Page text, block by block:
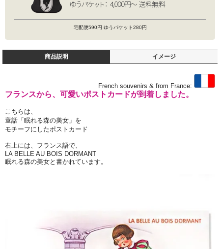
宅配便590円 ゆうパケット280円
商品説明 イメージ
French souvenirs & from France:
フランスから、可愛いポストカードが到着しました。
こちらは、
童話「眠れる森の美女」を
モチーフにしたポストカード
右上には、フランス語で、
LA BELLE AU BOIS DORMANT
眠れる森の美女と書かれています。